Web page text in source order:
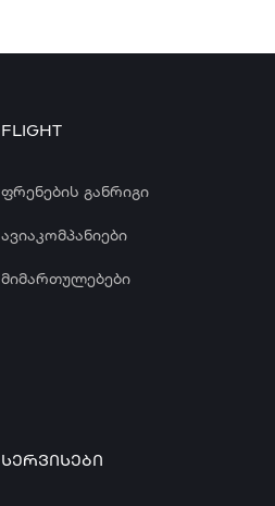
FLIGHT
ფრენების განრიგი
ავიაკომპანიები
მიმართულებები
ᲡᲔᲠᲕᲘᲡᲔᲑᲘ